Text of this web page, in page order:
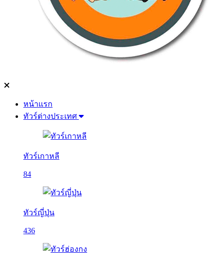
หน้าแรก
ทัวร์ต่างประเทศ
ทัวร์เกาหลี
84
ทัวร์ญี่ปุ่น
436